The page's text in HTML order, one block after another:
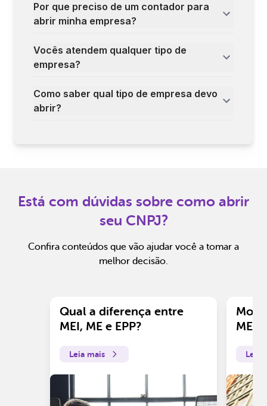
Por que preciso de um contador para
abrir minha empresa?
Vocês atendem qualquer tipo de
empresa?
Como saber qual tipo de empresa devo
abrir?
Está com dúvidas sobre como abrir
seu CNPJ?
Confira conteúdos que vão ajudar você a tomar a
melhor decisão.
Qual a diferença entre
MEI, ME e EPP?
Leia mais
ME?
Leia